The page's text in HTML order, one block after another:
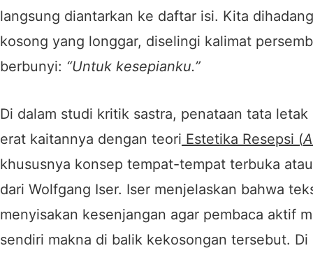
langsung diantarkan ke daftar isi. Kita
kosong yang longgar, diselingi kalimat
berbunyi: “Untuk kesepianku.”
Di dalam studi kritik sastra, penataan tata letak
erat kaitannya dengan teori Estetika Resepsi (
khususnya konsep tempat-tempat terbuka
dari Wolfgang Iser. Iser menjelaskan bahwa
menyisakan kesenjangan agar pembaca aktif
sendiri makna di balik kekosongan tersebut.